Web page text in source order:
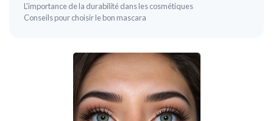
L'importance de la durabilité dans les cosmétiques
Conseils pour choisir le bon mascara